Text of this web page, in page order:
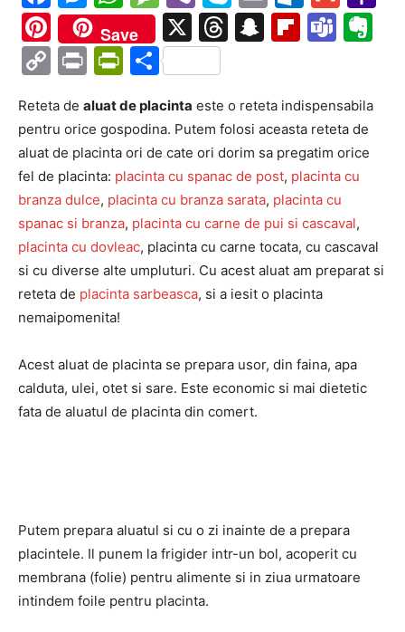
Pinterest
Save X Threads
Snapchat
CopyPrintPrintFriendly
Partajează
Reteta de aluat de placinta este o reteta indispensabila
pentru orice gospodina. Putem folosi aceasta reteta de
aluat de placinta ori de cate ori dorim sa pregatim orice
fel de placinta: placinta cu spanac de post, placinta cu
branza dulce, placinta cu branza sarata, placinta cu
spanac si branza, placinta cu carne de pui si cascaval,
placinta cu dovleac, placinta cu carne tocata, cu cascaval
si cu diverse alte umpluturi. Cu acest aluat am preparat si
reteta de placinta sarbeasca, si a iesit o placinta
nemaipomenita!
Acest aluat de placinta se prepara usor, din faina, apa
calduta, ulei, otet si sare. Este economic si mai dietetic
fata de aluatul de placinta din comert.
Putem prepara aluatul si cu o zi inainte de a prepara
placintele. Il punem la frigider intr-un bol, acoperit cu
membrana (folie) pentru alimente si in ziua urmatoare
intindem foile pentru placinta.